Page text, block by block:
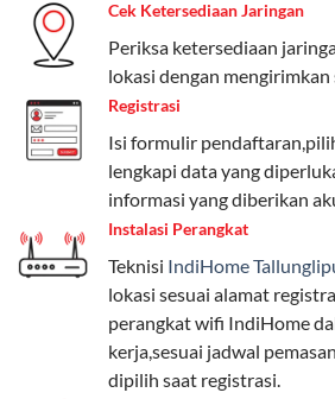
Kelebihan:
Cocok untuk
koneksi internet cepat dan stabil
kuota. Pilihan harga bervariasi
Telkomsel One menyediakan
beragam, mulai dari paket hemat
Pengguna bisa memilih sesuai
internet, komunikasi, atau hiburan.
Paket Easy cocok untuk
Complete untuk yang
dan Paket Dynamic IP untuk
memprioritaskan kecepatan
Cek Ketersediaan Jaringan
Periksa ketersediaan
lokasi dengan mengirimkan
Registrasi
Isi formulir
lengkapi data yang
informasi yang diberikan
Instalasi Perangkat
Teknisi IndiHome
lokasi sesuai alamat
perangkat wifi IndiHome
kerja,sesuai jadwal
dipilih saat registrasi.